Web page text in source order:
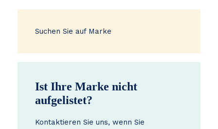
Suchen Sie auf Marke
Ist Ihre Marke nicht
aufgelistet?
Kontaktieren Sie uns, wenn Sie